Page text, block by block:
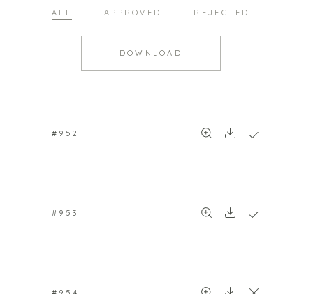
ALL APPROVED REJECTED
DOWNLOAD
#952
#953